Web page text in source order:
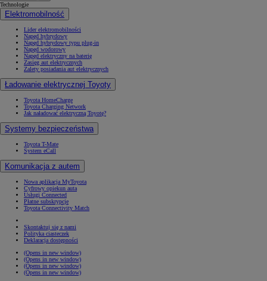
Technologie
Elektromobilność
Lider elektromobilności
Napęd hybrydowy
Napęd hybrydowy typu plug-in
Napęd wodorowy
Napęd elektryczny na baterię
Zasięg aut elektrycznych
Zalety posiadania aut elektrycznych
Ładowanie elektrycznej Toyoty
Toyota HomeCharge
Toyota Charging Network
Jak naładować elektryczną Toyotę?
Systemy bezpieczeństwa
Toyota T-Mate
System eCall
Komunikacja z autem
Nowa aplikacja MyToyota
Cyfrowy opiekun auta
Usługi Connected
Płatne subskrypcje
Toyota Connectivity Match
Skontaktuj się z nami
Polityka ciasteczek
Deklaracja dostępności
(Opens in new window)
(Opens in new window)
(Opens in new window)
(Opens in new window)